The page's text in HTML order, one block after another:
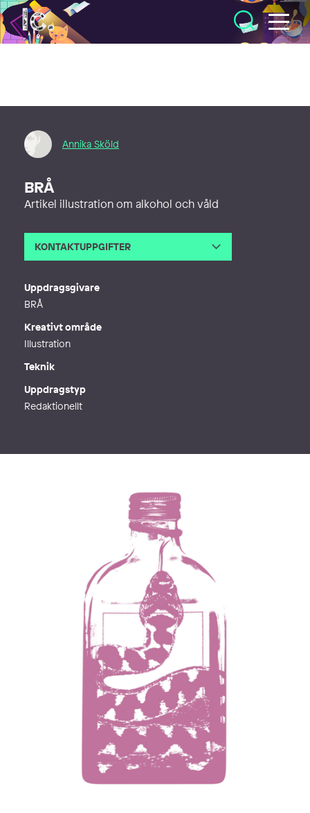
Illustratörcentrum
Annika Sköld
BRÅ
Artikel illustration om alkohol och våld
KONTAKTUPPGIFTER
Uppdragsgivare
BRÅ
Kreativt område
Illustration
Teknik
Uppdragstyp
Redaktionellt